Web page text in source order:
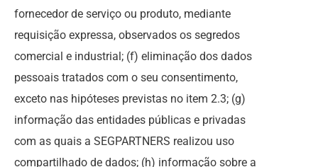
fornecedor de serviço ou produto, mediante
requisição expressa, observados os segredos
comercial e industrial; (f) eliminação dos dados
pessoais tratados com o seu consentimento,
exceto nas hipóteses previstas no item 2.3; (g)
informação das entidades públicas e privadas
com as quais a SEGPARTNERS realizou uso
compartilhado de dados; (h) informação sobre a